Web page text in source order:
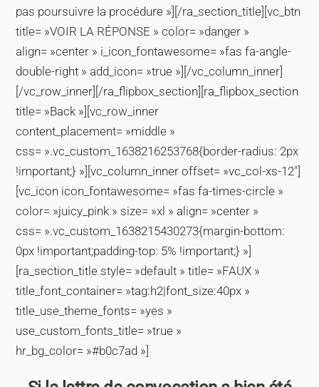
pas poursuivre la procédure »][/ra_section_title][vc_btn
title= »VOIR LA RÉPONSE » color= »danger »
align= »center » i_icon_fontawesome= »fas fa-angle-
double-right » add_icon= »true »][/vc_column_inner]
[/vc_row_inner][/ra_flipbox_section][ra_flipbox_section
title= »Back »][vc_row_inner
content_placement= »middle »
css= ».vc_custom_1638216253768{border-radius: 2px
!important;} »][vc_column_inner offset= »vc_col-xs-12″]
[vc_icon icon_fontawesome= »fas fa-times-circle »
color= »juicy_pink » size= »xl » align= »center »
css= ».vc_custom_1638215430273{margin-bottom:
0px !important;padding-top: 5% !important;} »]
[ra_section_title style= »default » title= »FAUX »
title_font_container= »tag:h2|font_size:40px »
title_use_theme_fonts= »yes »
use_custom_fonts_title= »true »
hr_bg_color= »#b0c7ad »]